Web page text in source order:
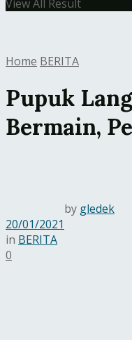
View All Result
Home BERITA
Pupuk
Bermain,
by gledek
20/01/2021
in BERITA
0